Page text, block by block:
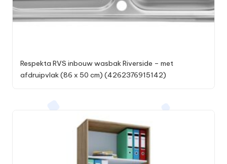
Respekta RVS inbouw wasbak Riverside – met
afdruipvlak (86 x 50 cm) (4262376915142)